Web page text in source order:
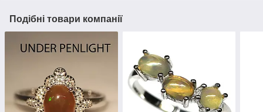
Подібні товари компанії